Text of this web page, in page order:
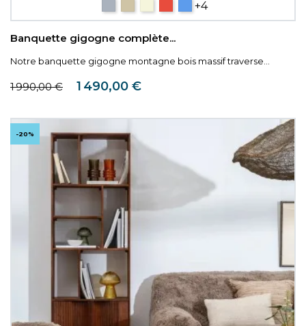
Rouge
Bleu
+4
Banquette gigogne complète...
Notre banquette gigogne montagne bois massif traverse...
Prix de base
1 990,00 € Prix
1 490,00 €
-20%